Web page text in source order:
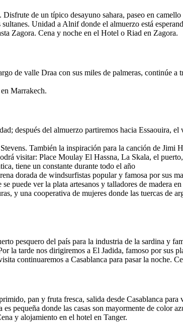
de un típico desayuno sahara, paseo en
Unidad a Alnif donde el almuerzo está
Zagora. Cena y noche en el Hotel o Riad en Zagora.
de valle Draa con sus miles de palmeras,
Marrakech.
después del almuerzo partiremos hacia Essaouira,
También la inspiración para la canción de Jimi
visitar: Place Moulay El Hassna, La Skala, el
tiene un constante durante todo el año
dorada de windsurfistas popular y famosa por sus
puede ver la plata artesanos y talladores de madera
y una cooperativa de mujeres donde las tuercas de
pesquero del país para la industria de la sardina y
la tarde nos dirigiremos a El Jadida, famoso por
continuaremos a Casablanca para pasar la noche.
pan y fruta fresca, salida desde Casablanca
pequeña donde las casas son mayormente de
y alojamiento en el hotel en Tanger.